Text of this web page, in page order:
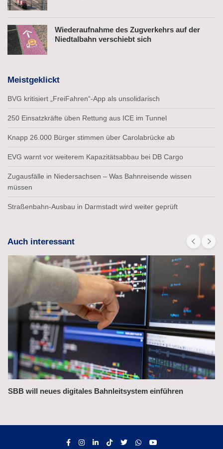
Wiederaufnahme des Zugverkehrs auf der
Niedtalbahn verschiebt sich
Meistgeklickt
BVG kritisiert „FreiFahren“-App als unsolidarisch
250 Einsatzkräfte üben Rettung aus ICE im Tunnel
Knapp 26.000 Bürger stimmen über Carolabrücke ab
EVG warnt vor weiterem Kapazitätsabbau bei DB Cargo
Zugausfälle in Niedersachsen – Was Bahnreisende wissen
müssen
Straßenbahn-Ausbau in Darmstadt wird weiter geprüft
Auch interessant
Bahnchefin rügt Leistungsmängel im Management